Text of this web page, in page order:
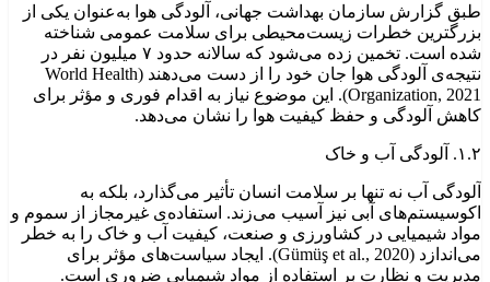
طبق گزارش سازمان بهداشت جهانی، آلودگی هوا به‌عنوان یکی از
بزرگترین خطرات زیست‌محیطی برای سلامت عمومی شناخته
شده است. تخمین زده می‌شود که سالانه حدود ۷ میلیون نفر در
نتیجه‌ی آلودگی هوا جان خود را از دست می‌دهند (World Health
Organization, 2021). این موضوع نیاز به اقدام فوری و مؤثر برای
کاهش آلودگی و حفظ کیفیت هوا را نشان می‌دهد.
۱.۲. آلودگی آب و خاک
آلودگی آب نه تنها بر سلامت انسان تأثیر می‌گذارد، بلکه به
اکوسیستم‌های آبی نیز آسیب می‌زند. استفاده‌ی غیرمجاز از سموم و
مواد شیمیایی در کشاورزی و صنعت، کیفیت آب و خاک را به خطر
می‌اندازد (Gümüş et al., 2020). ایجاد سیاست‌های مؤثر برای
مدیریت و نظارت بر استفاده از مواد شیمیایی ضروری است.